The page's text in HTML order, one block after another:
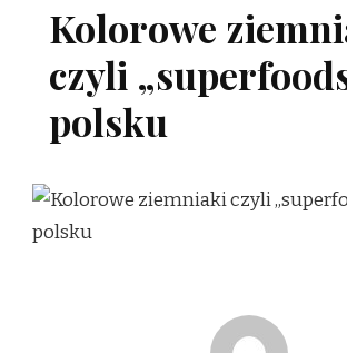
Kolorowe
czyli
polsku